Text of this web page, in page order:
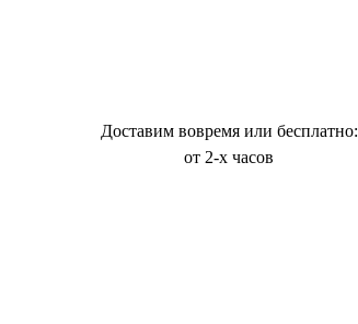
Доставим вовремя или бесплатно:
от 2-х часов